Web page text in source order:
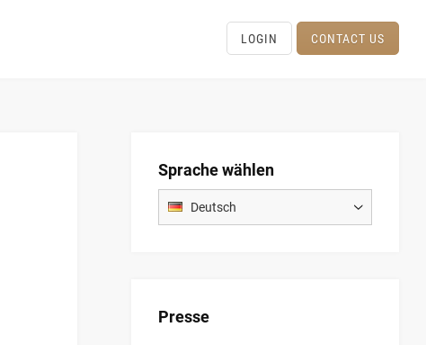
CONTACT US
LOGIN
Sprache wählen
Deutsch
Presse